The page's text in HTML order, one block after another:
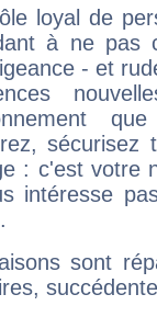
loyal de
à ne pas
- et
sécurisez
: c'est votre
intéresse
sont